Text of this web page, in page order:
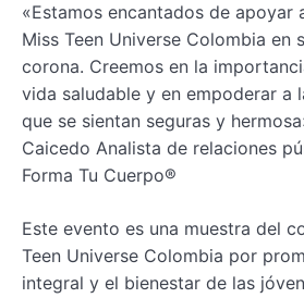
«Estamos encantados de apoyar
Miss Teen Universe Colombia en
corona. Creemos en la
vida saludable y en empoderar a
que se sientan seguras y
Caicedo Analista de relaciones
Forma Tu Cuerpo®
Este evento es una muestra del
Teen Universe Colombia por
integral y el bienestar de las